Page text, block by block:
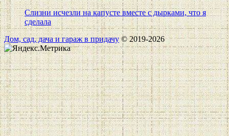
Слизни исчезли на капусте вместе с дырками, что я
сделала
Дом, сад, дача и гараж в придачу© 2019-2026